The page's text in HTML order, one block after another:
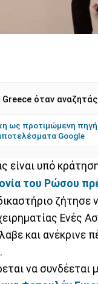
όταν
ως προτιμώμενη πηγή
Google
είναι υπό
του Ρώσου
ζήτησε
Ενές
και ανέκρινε
να συνδέεται